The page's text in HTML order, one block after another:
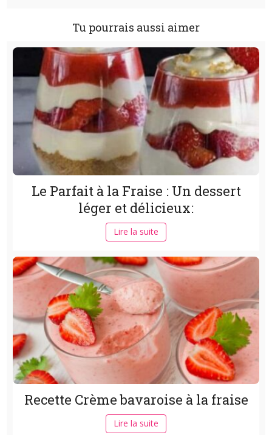
Tu pourrais aussi aimer
Le Parfait à la Fraise : Un dessert
léger et délicieux:
Lire la suite
Recette Crème bavaroise à la fraise
Lire la suite